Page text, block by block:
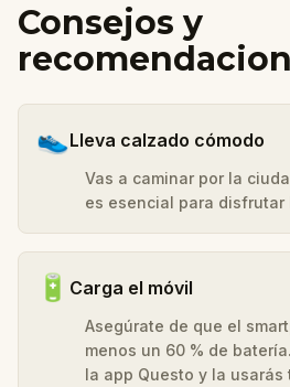
Consejos y
👟Lleva calzado cómodo
Vas a caminar por la
es esencial para disfrutar
🔋 Carga el móvil
Asegúrate de que el
menos un 60 % de
la app Questo y la usarás